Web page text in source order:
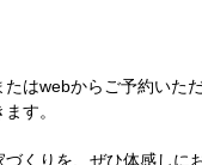
たはwebからご予約いた
す。
くりを、ぜひ体感しに